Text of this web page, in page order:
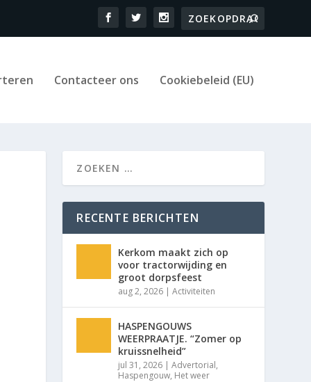
Contacteer ons Cookiebeleid (EU)
RECENTE BERICHTEN
Kerkom maakt zich op
voor tractorwijding en
groot dorpsfeest
aug 2, 2026 |Activiteiten
HASPENGOUWS
WEERPRAATJE. “Zomer op
kruissnelheid”
jul 31, 2026 |Advertorial,
Haspengouw, Het weer